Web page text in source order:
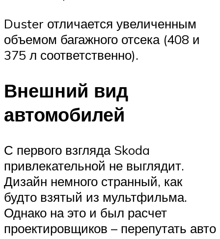
Duster отличается увеличенным
объемом багажного отсека (408 и
375 л соответственно).
Внешний вид
автомобилей
С первого взгляда Skoda
привлекательной не выглядит.
Дизайн немного странный, как
будто взятый из мультфильма.
Однако на это и был расчет
проектировщиков – перепутать авто